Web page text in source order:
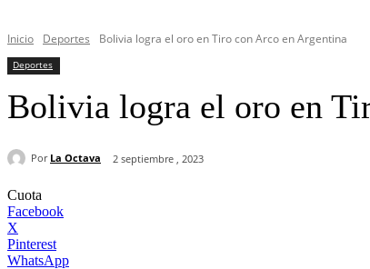
Inicio Deportes Bolivia logra el oro en Tiro con Arco en Argentina
Deportes
Bolivia logra el oro en
Por La Octava 2 septiembre , 2023
Cuota
Facebook
X
Pinterest
WhatsApp